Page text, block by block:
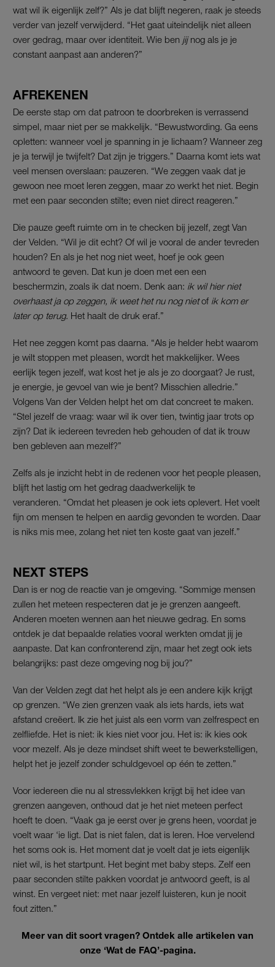
wat wil ik eigenlijk zelf?” Als je dat blijft negeren, raak je steeds
verder van jezelf verwijderd. “Het gaat uiteindelijk niet alleen
over gedrag, maar over identiteit. Wie ben jijnog als je je
constant aanpast aan anderen?”
AFREKENEN
De eerste stap om dat patroon te doorbreken is verrassend
simpel, maar niet per se makkelijk. “Bewustwording. Ga eens
opletten: wanneer voel je spanning in je lichaam? Wanneer zeg
je ja terwijl je twijfelt? Dat zijn je triggers.” Daarna komt iets wat
veel mensen overslaan: pauzeren. “We zeggen vaak dat je
gewoon nee moet leren zeggen, maar zo werkt het niet. Begin
met een paar seconden stilte; even niet direct reageren.”
Die pauze geeft ruimte om in te checken bij jezelf, zegt Van
der Velden. “Wil je dit echt? Of wil je vooral de ander tevreden
houden? En als je het nog niet weet, hoef je ook geen
antwoord te geven. Dat kun je doen met een een
beschermzin, zoals ik dat noem. Denk aan: ik wil hier niet
overhaast ja op zeggen, ik weet het nu nog nietof ik kom er
later op terug. Het haalt de druk eraf.”
Het nee zeggen komt pas daarna. “Als je helder hebt waarom
je wilt stoppen met pleasen, wordt het makkelijker. Wees
eerlijk tegen jezelf, wat kost het je als je zo doorgaat? Je rust,
je energie, je gevoel van wie je bent? Misschien alledrie.”
Volgens Van der Velden helpt het om dat concreet te maken.
“Stel jezelf de vraag: waar wil ik over tien, twintig jaar trots op
zijn? Dat ik iedereen tevreden heb gehouden of dat ik trouw
ben gebleven aan mezelf?”
Zelfs als je inzicht hebt in de redenen voor het people pleasen,
blijft het lastig om het gedrag daadwerkelijk te
veranderen. “Omdat het pleasen je ook iets oplevert. Het voelt
fijn om mensen te helpen en aardig gevonden te worden. Daar
is niks mis mee, zolang het niet ten koste gaat van jezelf.”
NEXT STEPS
Dan is er nog de reactie van je omgeving. “Sommige mensen
zullen het meteen respecteren dat je je grenzen aangeeft.
Anderen moeten wennen aan het nieuwe gedrag. En soms
ontdek je dat bepaalde relaties vooral werkten omdat jij je
aanpaste. Dat kan confronterend zijn, maar het zegt ook iets
belangrijks: past deze omgeving nog bij jou?”
Van der Velden zegt dat het helpt als je een andere kijk krijgt
op grenzen. “We zien grenzen vaak als iets hards, iets wat
afstand creëert. Ik zie het juist als een vorm van zelfrespect en
zelfliefde. Het is niet: ik kies niet voor jou. Het is: ik kies ook
voor mezelf. Als je deze mindset shift weet te bewerkstelligen,
helpt het je jezelf zonder schuldgevoel op één te zetten.”
Voor iedereen die nu al stressvlekken krijgt bij het idee van
grenzen aangeven, onthoud dat je het niet meteen perfect
hoeft te doen. “Vaak ga je eerst over je grens heen, voordat je
voelt waar ‘ie ligt. Dat is niet falen, dat is leren. Hoe vervelend
het soms ook is. Het moment dat je voelt dat je iets eigenlijk
niet wil, is het startpunt. Het begint met baby steps. Zelf een
paar seconden stilte pakken voordat je antwoord geeft, is al
winst. En vergeet niet: met naar jezelf luisteren, kun je nooit
fout zitten.”
Meer van dit soort vragen? Ontdek alle artikelen van
onze ‘Wat de FAQ’-pagina.